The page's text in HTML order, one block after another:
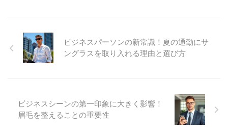
ビジネスパーソンの新常識！夏の通勤にサ
ングラスを取り入れる理由と選び方
ビジネスシーンの第一印象に大きく影響！
眉毛を整えることの重要性